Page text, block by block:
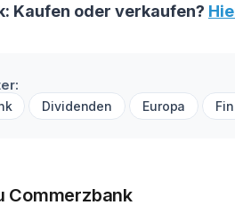
Kaufen oder verkaufen?
Dividenden Europa
Commerzbank